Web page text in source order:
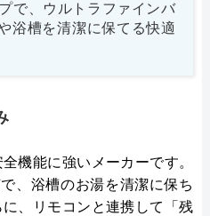
で、ウルトラファインバ
浴槽を清潔に保てる快適
機能に強いメーカーです。
、浴槽のお湯を清潔に保ち
、リモコンと連携して「残